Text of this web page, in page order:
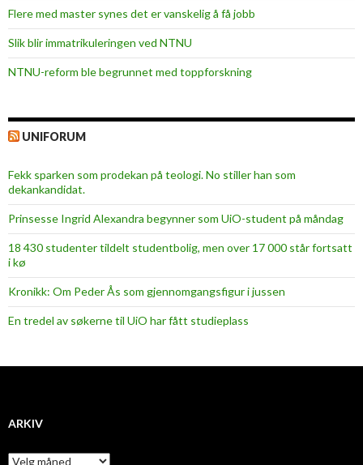
Flere med master synes det er vanskelig å få jobb
Slik blir immatrikuleringen ved NTNU
NTNU-reform ble begrunnet med toppforskning
UNIFORUM
Fekk sparken som prodekan på teologi. No stiller han som
dekankandidat.
Prinsesse Ingrid Alexandra begynner som UiO-student på måndag
18 430 studenter tildelt studentbolig, men over 17 000 står fortsatt
i kø
Kronikk: Om Peder Ås som gjennomgangsfigur i jussen
En tredel av søkerne til UiO har fått studieplass
ARKIV
A